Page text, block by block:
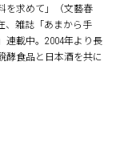
を求めて」（文藝春
、雑誌「あまから手
連載中。2004年より長
酵食品と日本酒を共に